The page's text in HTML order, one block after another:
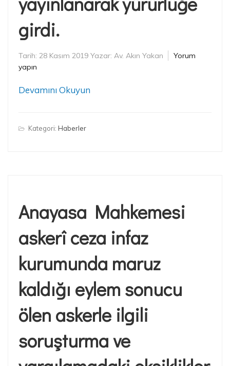
girdi.
Tarih: 28 Kasım 2019 Yazar: Av. Akın Yakan
Yorum
yapın
Devamını Okuyun
Kategori: Haberler
Anayasa Mahkemesi
askerî ceza infaz
kurumunda maruz
kaldığı eylem sonucu
ölen askerle ilgili
soruşturma ve